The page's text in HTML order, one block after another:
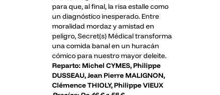
para que, al final, la risa estalle como
un diagnóstico inesperado. Entre
moralidad mordaz y amistad en
peligro, Secret(s) Médical transforma
una comida banal en un huracán
cómico para nuestro mayor deleite.
Reparto: Michel CYMES, Philippe
DUSSEAU, Jean Pierre MALIGNON,
Clémence THIOLY, Philippe VIEUX